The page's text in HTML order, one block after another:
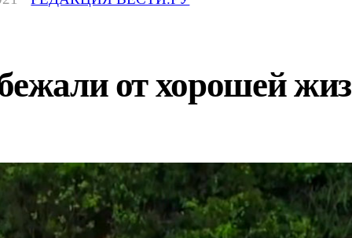
от хорошей